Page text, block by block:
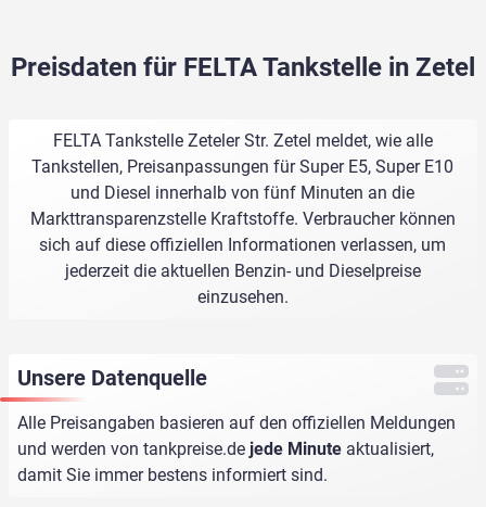
Preisdaten für FELTA Tankstelle in Zetel
FELTA Tankstelle Zeteler Str. Zetel meldet, wie alle
Tankstellen, Preisanpassungen für Super E5, Super E10
und Diesel innerhalb von fünf Minuten an die
Markttransparenzstelle Kraftstoffe. Verbraucher können
sich auf diese offiziellen Informationen verlassen, um
jederzeit die aktuellen Benzin- und Dieselpreise
einzusehen.
Unsere Datenquelle
Alle Preisangaben basieren auf den offiziellen Meldungen
und werden von tankpreise.de jede Minute aktualisiert,
damit Sie immer bestens informiert sind.